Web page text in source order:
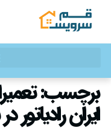
برچسب:
ایران